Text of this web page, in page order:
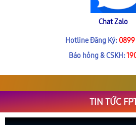
Chat Zalo
Hotline Đăng Ký:
Báo hỏng & CSKH:
TIN TỨC